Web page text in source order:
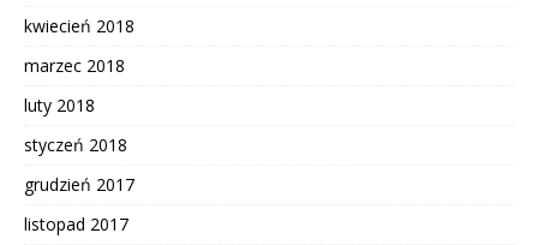
kwiecień 2018
marzec 2018
luty 2018
styczeń 2018
grudzień 2017
listopad 2017